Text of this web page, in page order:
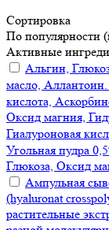
Сортировка
По популярности
Активные
Альгин,
масло, Аллантоин.
кислота,
Оксид магния,
Гиалуроновая
Угольная пудра
Глюкоза, Оксид
Ампульная
(hyaluronat
растительные